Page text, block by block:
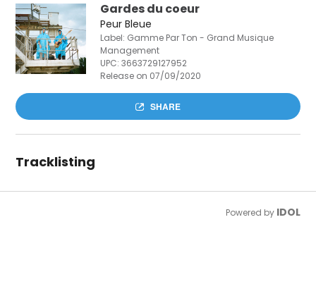
Gardes du coeur
Peur Bleue
Label: Gamme Par Ton - Grand Musique
Management
UPC:3663729127952
Release on 07/09/2020
SHARE
Tracklisting
Powered by IDOL